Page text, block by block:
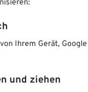
Ihrem Gerät,
und ziehen